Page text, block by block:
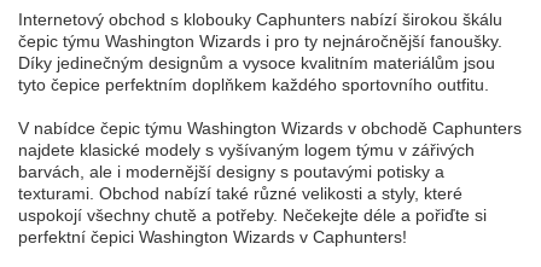
Internetový obchod s klobouky Caphunters nabízí širokou škálu
čepic týmu Washington Wizards i pro ty nejnáročnější fanoušky.
Díky jedinečným designům a vysoce kvalitním materiálům jsou
tyto čepice perfektním doplňkem každého sportovního outfitu.
V nabídce čepic týmu Washington Wizards v obchodě Caphunters
najdete klasické modely s vyšívaným logem týmu v zářivých
barvách, ale i modernější designy s poutavými potisky a
texturami. Obchod nabízí také různé velikosti a styly, které
uspokojí všechny chutě a potřeby. Nečekejte déle a pořiďte si
perfektní čepici Washington Wizards v Caphunters!